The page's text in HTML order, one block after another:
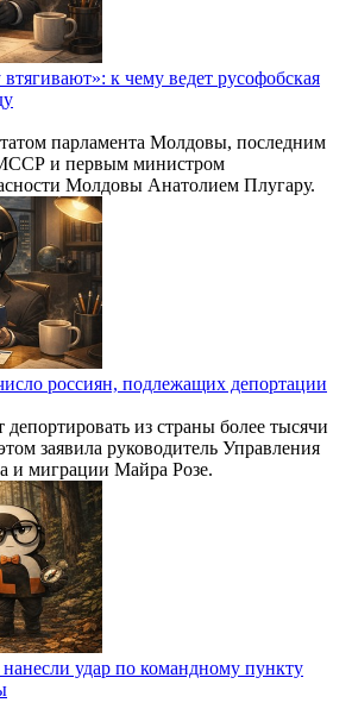
к чему ведет русофобская
парламента Молдовы, последним
и первым министром
Молдовы Анатолием Плугару.
россиян, подлежащих депортации
из страны более тысячи
заявила руководитель Управления
и миграции Майра Розе.
удар по командному пункту